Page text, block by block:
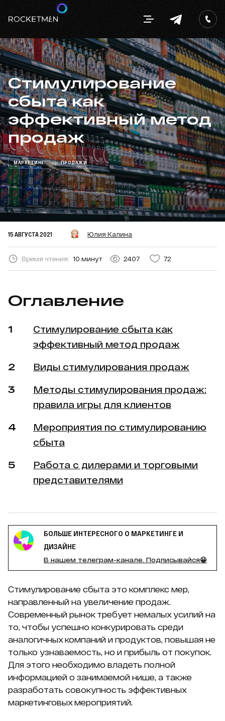
Стимулирование
сбыта как
эффективный метод
продаж
МАРКЕТИНГ ПРОДАЖИ
15 АВГУСТА 2021 Юлия Калина
Время чтения: 10 минут 2407 72
Оглавление
Стимулирование сбыта как
эффективный метод продаж
Виды стимулирования продаж
Методы стимулирования продаж:
правила игры для клиентов
Мероприятия по стимулированию
сбыта
Работа с дилерами и торговыми
представителями
БОЛЬШЕ ИНТЕРЕСНОГО О МАРКЕТИНГЕ И
ДИЗАЙНЕ
В нашем телеграм-канале. Подписывайся😀
Стимулирование сбыта это комплекс мер,
направленный на увеличение продаж.
Современный рынок требует немалых усилий на
то, чтобы успешно конкурировать среди
аналогичных компаний и продуктов, повышая не
только узнаваемость, но и прибыль от покупок.
Для этого необходимо владеть полной
информацией о занимаемой нише, а также
разработать совокупность эффективных
маркетинговых мероприятий.